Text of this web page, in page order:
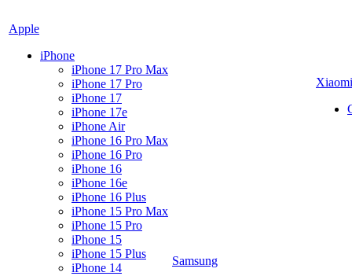
Apple
iPhone
iPhone 17 Pro Max
iPhone 17 Pro
iPhone 17
iPhone 17e
iPhone Air
iPhone 16 Pro Max
iPhone 16 Pro
iPhone 16
iPhone 16e
iPhone 16 Plus
iPhone 15 Pro Max
iPhone 15 Pro
iPhone 15
iPhone 15 Plus
iPhone 14
Samsung
Xiaomi